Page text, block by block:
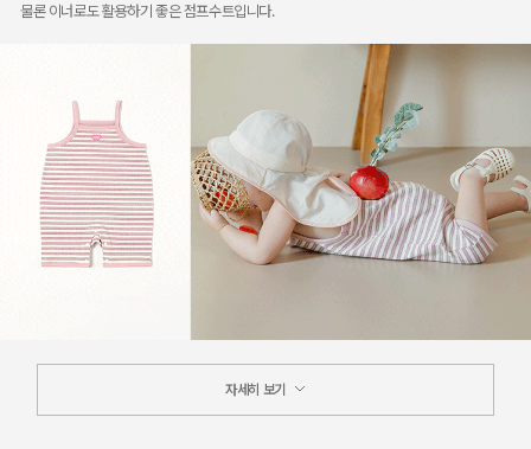
물론 이너로도 활용하기 좋은 점프수트입니다.
자세히 보기